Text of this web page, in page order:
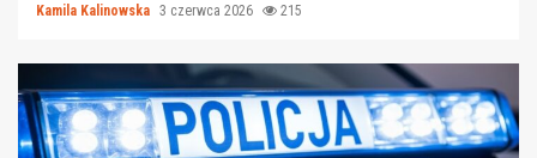
Kamila Kalinowska 3 czerwca 2026 215